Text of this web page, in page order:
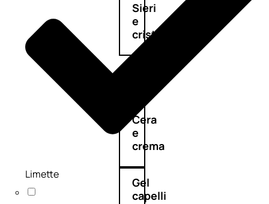
Sieri
e
cristalli
Cera
e
crema
Gel
capelli
Limette